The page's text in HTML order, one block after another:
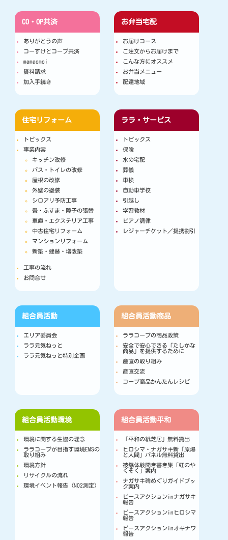
CO・OP共済
ありがとうの声
コーすけとコープ共済
mamaomoi
資料請求
加入手続き
お弁当宅配
お届けコース
ご注文からお届けまで
こんな方にオススメ
お弁当メニュー
配達地域
住宅リフォーム
トピックス
事業内容
キッチン改修
バス・トイレの改修
屋根の改修
外壁の塗装
シロアリ予防工事
畳・ふすま・障子の張替
車庫・エクステリア工事
中古住宅リフォーム
マンションリフォーム
新築・建替・増改築
工事の流れ
お問合せ
ララ・サービス
トピックス
保険
水の宅配
葬儀
車検
自動車学校
引越し
学習教材
ピアノ調律
レジャーチケット／提携割引
組合員活動
エリア委員会
ララ元気ねっと
ララ元気ねっと特別企画
組合員活動商品
ララコープの商品政策
安全で安心できる「たしかな
商品」を提供するために
産直の取り組み
産直交流
コープ商品かんたんレシピ
組合員活動環境
環境に関する生協の理念
ララコープが目指す環境EMSの
取り組み
環境方針
リサイクルの流れ
環境イベント報告（NO2測定）
組合員活動平和
「平和の紙芝居」無料貸出
ヒロシマ・ナガサキ新「原爆
と人間」パネル無料貸出
被爆体験聞き書き集「虹のや
くそく」案内
ナガサキ碑めぐりガイドブッ
ク案内
ピースアクションinナガサキ
報告
ピースアクションinヒロシマ
報告
ピースアクションinオキナワ
報告